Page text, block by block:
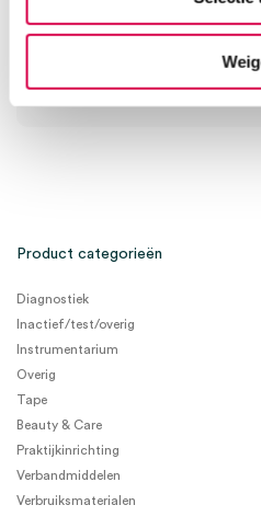
E-mail Anca
Product categorieën
Diagnostiek
Inactief/test/overig
Instrumentarium
Overig
Tape
Beauty & Care
Praktijkinrichting
Verbandmiddelen
Verbruiksmaterialen